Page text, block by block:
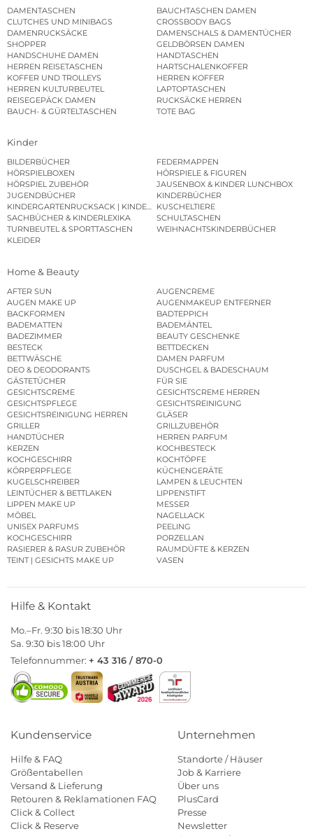
DAMENTASCHEN
BAUCHTASCHEN DAMEN
CLUTCHES UND MINIBAGS
CROSSBODY BAGS
DAMENRUCKSÄCKE
DAMENSCHALS & DAMENTÜCHER
SHOPPER
GELDBÖRSEN DAMEN
HANDSCHUHE DAMEN
HANDTASCHEN
HERREN REISETASCHEN
HARTSCHALENKOFFER
KOFFER UND TROLLEYS
HERREN KOFFER
HERREN KULTURBEUTEL
LAPTOPTASCHEN
REISEGEPÄCK DAMEN
RUCKSÄCKE HERREN
BAUCH- & GÜRTELTASCHEN
TOTE BAG
Kinder
BILDERBÜCHER
FEDERMAPPEN
HÖRSPIELBOXEN
HÖRSPIELE & FIGUREN
HÖRSPIEL ZUBEHÖR
JAUSENBOX & KINDER LUNCHBOX
JUGENDBÜCHER
KINDERBÜCHER
KINDERGARTENRUCKSACK | KINDERGARTENBEUTEL
KUSCHELTIERE
SACHBÜCHER & KINDERLEXIKA
SCHULTASCHEN
TURNBEUTEL & SPORTTASCHEN
WEIHNACHTSKINDERBÜCHER
KLEIDER
Home & Beauty
AFTER SUN
AUGENCREME
AUGEN MAKE UP
AUGENMAKEUP ENTFERNER
BACKFORMEN
BADTEPPICH
BADEMATTEN
BADEMÄNTEL
BADEZIMMER
BEAUTY GESCHENKE
BESTECK
BETTDECKEN
BETTWÄSCHE
DAMEN PARFUM
DEO & DEODORANTS
DUSCHGEL & BADESCHAUM
GÄSTETÜCHER
FÜR SIE
GESICHTSCREME
GESICHTSCREME HERREN
GESICHTSPFLEGE
GESICHTSREINIGUNG
GESICHTSREINIGUNG HERREN
GLÄSER
GRILLER
GRILLZUBEHÖR
HANDTÜCHER
HERREN PARFUM
KERZEN
KOCHBESTECK
KOCHGESCHIRR
KOCHTÖPFE
KÖRPERPFLEGE
KÜCHENGERÄTE
KUGELSCHREIBER
LAMPEN & LEUCHTEN
LEINTÜCHER & BETTLAKEN
LIPPENSTIFT
LIPPEN MAKE UP
MESSER
MÖBEL
NAGELLACK
UNISEX PARFUMS
PEELING
KOCHGESCHIRR
PORZELLAN
RASIERER & RASUR ZUBEHÖR
RAUMDÜFTE & KERZEN
TEINT | GESICHTS MAKE UP
VASEN
Hilfe & Kontakt
Mo.–Fr. 9:30 bis 18:30 Uhr
Sa. 9:30 bis 18:00 Uhr
Telefonnummer: + 43 316 / 870-0
Kundenservice
Hilfe & FAQ
Größentabellen
Versand & Lieferung
Retouren & Reklamationen FAQ
Click & Collect
Click & Reserve
Unternehmen
Standorte / Häuser
Job & Karriere
Über uns
PlusCard
Presse
Newsletter